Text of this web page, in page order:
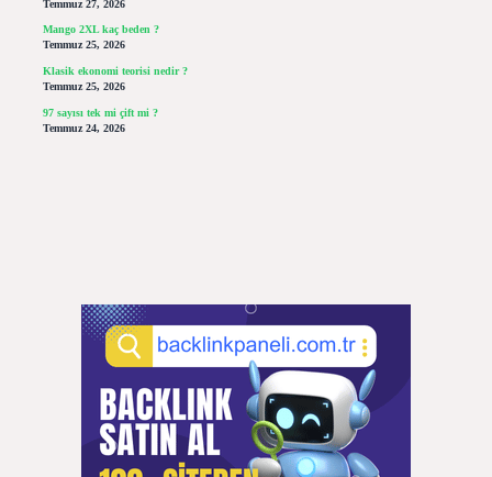
Temmuz 27, 2026
Mango 2XL kaç beden ?
Temmuz 25, 2026
Klasik ekonomi teorisi nedir ?
Temmuz 25, 2026
97 sayısı tek mi çift mi ?
Temmuz 24, 2026